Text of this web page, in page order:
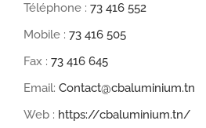
Téléphone : 73 416 552
Mobile : 73 416 505
Fax : 73 416 645
Email: Contact@cbaluminium.tn
Web : https://cbaluminium.tn/